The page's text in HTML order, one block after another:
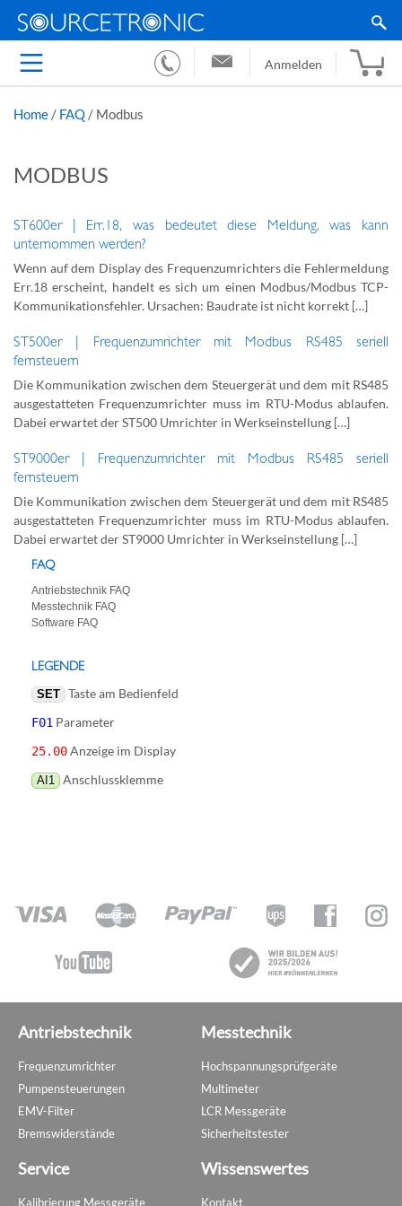
Anmelden
Home / FAQ / Modbus
MODBUS
ST600er | Err.18, was bedeutet diese Meldung, was kann
unternommen werden?
Wenn auf dem Display des Frequenzumrichters die Fehlermeldung
Err.18 erscheint, handelt es sich um einen Modbus/Modbus TCP-
Kommunikationsfehler. Ursachen: Baudrate ist nicht korrekt […]
ST500er | Frequenzumrichter mit Modbus RS485 seriell
fernsteuern
Die Kommunikation zwischen dem Steuergerät und dem mit RS485
ausgestatteten Frequenzumrichter muss im RTU-Modus ablaufen.
Dabei erwartet der ST500 Umrichter in Werkseinstellung […]
ST9000er | Frequenzumrichter mit Modbus RS485 seriell
fernsteuern
Die Kommunikation zwischen dem Steuergerät und dem mit RS485
ausgestatteten Frequenzumrichter muss im RTU-Modus ablaufen.
Dabei erwartet der ST9000 Umrichter in Werkseinstellung […]
FAQ
Antriebstechnik FAQ
Messtechnik FAQ
Software FAQ
LEGENDE
SET Taste am Bedienfeld
F01 Parameter
25.00Anzeige im Display
AI1 Anschlussklemme
Antriebstechnik
Frequenzumrichter
Pumpensteuerungen
EMV-Filter
Bremswiderstände
Messtechnik
Hochspannungsprüfgeräte
Multimeter
LCR Messgeräte
Sicherheitstester
Service
Kalibrierung Messgeräte
Wissenswertes
Kontakt